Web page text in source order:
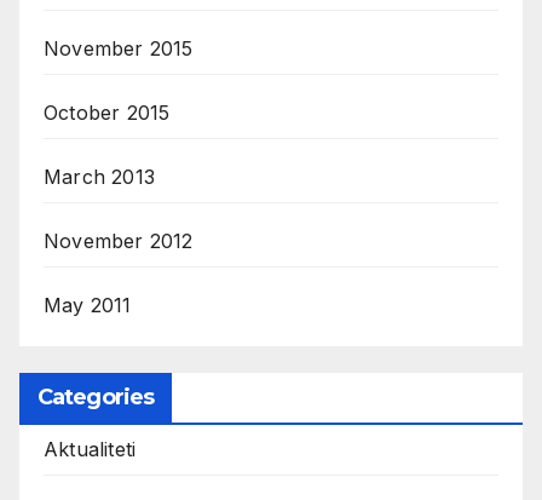
November 2015
October 2015
March 2013
November 2012
May 2011
Categories
Aktualiteti